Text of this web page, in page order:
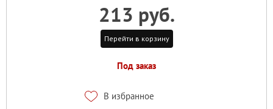
213 руб.
Перейти в корзину
Под заказ
В избранное